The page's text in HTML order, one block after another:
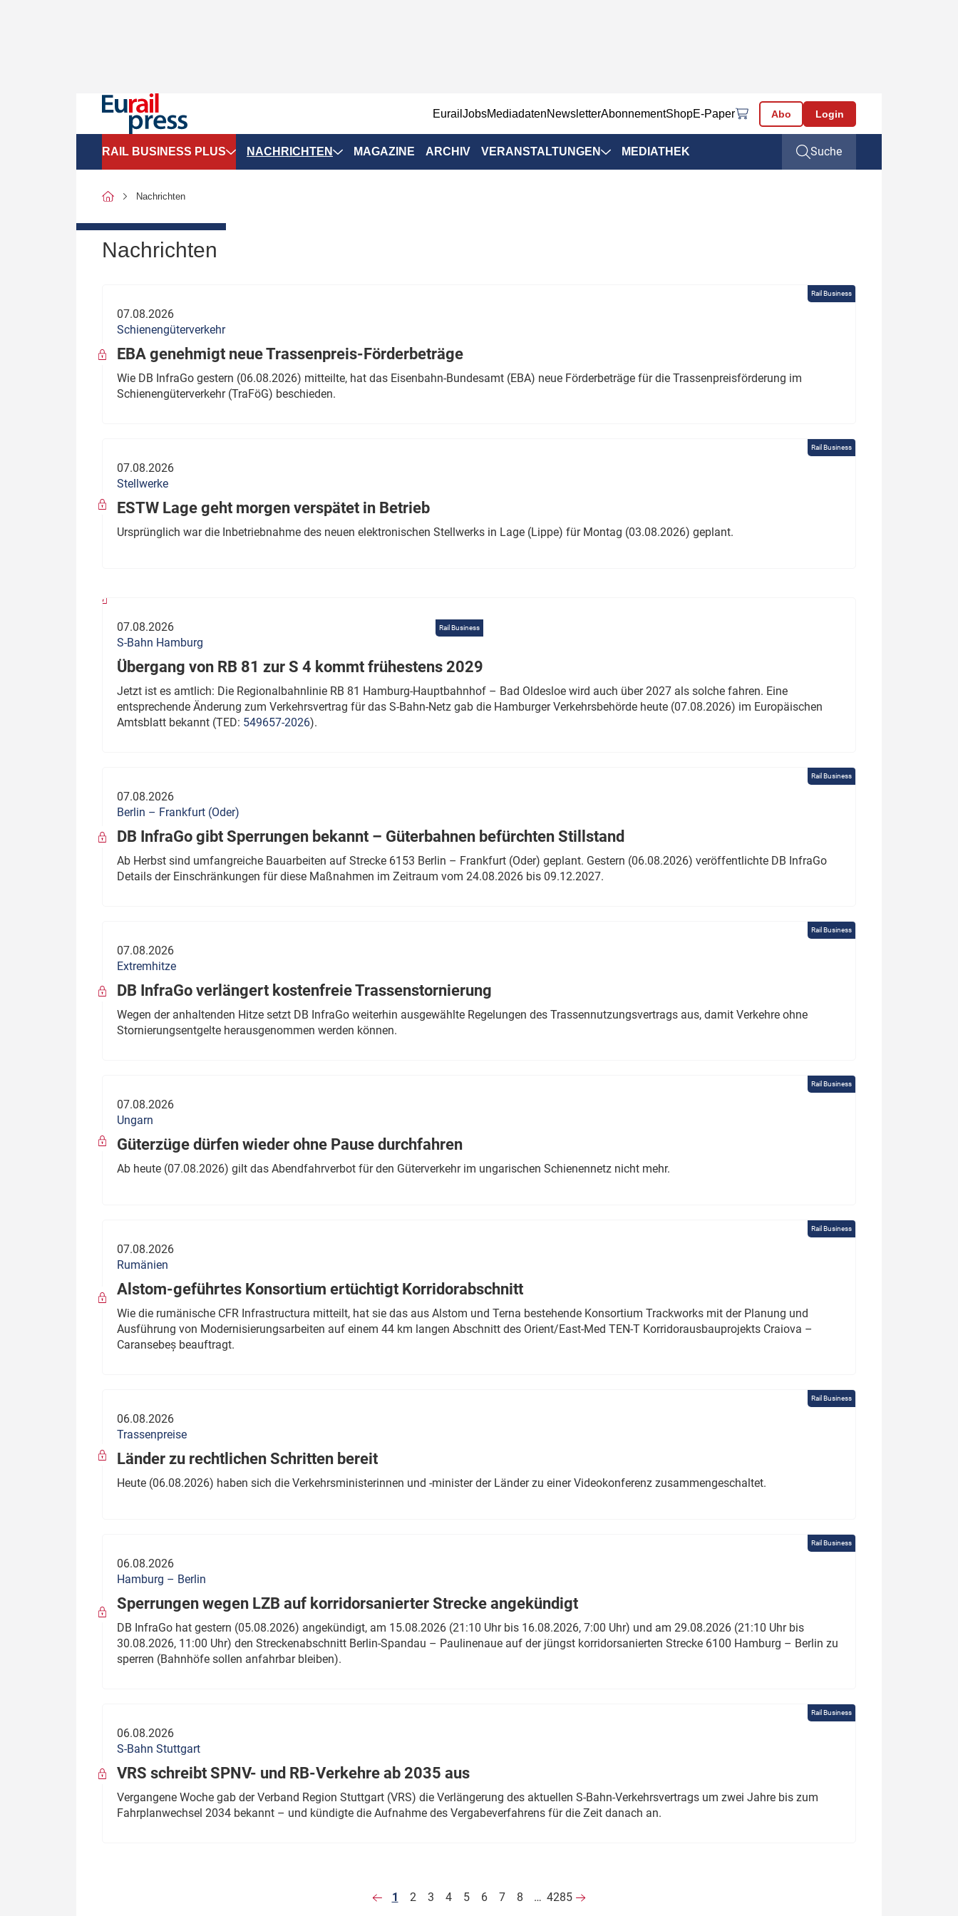
EurailJobsMediadatenNewsletterAbonnementShopE-Paper Abo Login
RAIL BUSINESS PLUS
SPNV-Marktdaten
Politik
Verbände: Wer spricht für
wen?
Thema des Monats
Dossier: Generalsanierung
Dossier: ETCS
NACHRICHTEN
Infrastruktur & Ausrüstung
ÖPNV
MAGAZINE ARCHIV VERANSTALTUNGEN MEDIATHEK Suche
Nachrichten
Nachrichten
Rail Business
07.08.2026
Schienengüterverkehr
EBA genehmigt neue Trassenpreis-Förderbeträge
Wie DB InfraGo gestern (06.08.2026) mitteilte, hat das Eisenbahn-Bundesamt (EBA) neue Förderbeträge für die Trassenpreisförderung im
Schienengüterverkehr (TraFöG) beschieden.
Rail Business
07.08.2026
Stellwerke
ESTW Lage geht morgen verspätet in Betrieb
Ursprünglich war die Inbetriebnahme des neuen elektronischen Stellwerks in Lage (Lippe) für Montag (03.08.2026) geplant.
Rail Business
07.08.2026
S-Bahn Hamburg
Übergang von RB 81 zur S 4 kommt frühestens 2029
Jetzt ist es amtlich: Die Regionalbahnlinie RB 81 Hamburg-Hauptbahnhof – Bad Oldesloe wird auch über 2027 als solche fahren. Eine
entsprechende Änderung zum Verkehrsvertrag für das S-Bahn-Netz gab die Hamburger Verkehrsbehörde heute (07.08.2026) im Europäischen
Amtsblatt bekannt (TED: 549657-2026).
Rail Business
07.08.2026
Berlin – Frankfurt (Oder)
DB InfraGo gibt Sperrungen bekannt – Güterbahnen befürchten Stillstand
Ab Herbst sind umfangreiche Bauarbeiten auf Strecke 6153 Berlin – Frankfurt (Oder) geplant. Gestern (06.08.2026) veröffentlichte DB InfraGo
Details der Einschränkungen für diese Maßnahmen im Zeitraum vom 24.08.2026 bis 09.12.2027.
Rail Business
07.08.2026
Extremhitze
DB InfraGo verlängert kostenfreie Trassenstornierung
Wegen der anhaltenden Hitze setzt DB InfraGo weiterhin ausgewählte Regelungen des Trassennutzungsvertrags aus, damit Verkehre ohne
Stornierungsentgelte herausgenommen werden können.
Rail Business
07.08.2026
Ungarn
Güterzüge dürfen wieder ohne Pause durchfahren
Ab heute (07.08.2026) gilt das Abendfahrverbot für den Güterverkehr im ungarischen Schienennetz nicht mehr.
Rail Business
07.08.2026
Rumänien
Alstom-geführtes Konsortium ertüchtigt Korridorabschnitt
Wie die rumänische CFR Infrastructura mitteilt, hat sie das aus Alstom und Terna bestehende Konsortium Trackworks mit der Planung und
Ausführung von Modernisierungsarbeiten auf einem 44 km langen Abschnitt des Orient/East-Med TEN-T Korridorausbauprojekts Craiova –
Caransebeș beauftragt.
Rail Business
06.08.2026
Trassenpreise
Länder zu rechtlichen Schritten bereit
Heute (06.08.2026) haben sich die Verkehrsministerinnen und -minister der Länder zu einer Videokonferenz zusammengeschaltet.
Rail Business
06.08.2026
Hamburg – Berlin
Sperrungen wegen LZB auf korridorsanierter Strecke angekündigt
DB InfraGo hat gestern (05.08.2026) angekündigt, am 15.08.2026 (21:10 Uhr bis 16.08.2026, 7:00 Uhr) und am 29.08.2026 (21:10 Uhr bis
30.08.2026, 11:00 Uhr) den Streckenabschnitt Berlin-Spandau – Paulinenaue auf der jüngst korridorsanierten Strecke 6100 Hamburg – Berlin zu
sperren (Bahnhöfe sollen anfahrbar bleiben).
Rail Business
06.08.2026
S-Bahn Stuttgart
VRS schreibt SPNV- und RB-Verkehre ab 2035 aus
Vergangene Woche gab der Verband Region Stuttgart (VRS) die Verlängerung des aktuellen S-Bahn-Verkehrsvertrags um zwei Jahre bis zum
Fahrplanwechsel 2034 bekannt – und kündigte die Aufnahme des Vergabeverfahrens für die Zeit danach an.
1 2 3 4 5 6 7 8 … 4285